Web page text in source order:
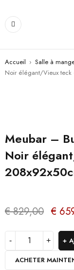
Accueil › Salle à
Noir élégant/Vieux
Meubar –
Noir
€829,00 €
ACHETER